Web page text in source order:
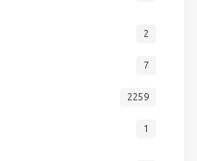
2
7
2259
1